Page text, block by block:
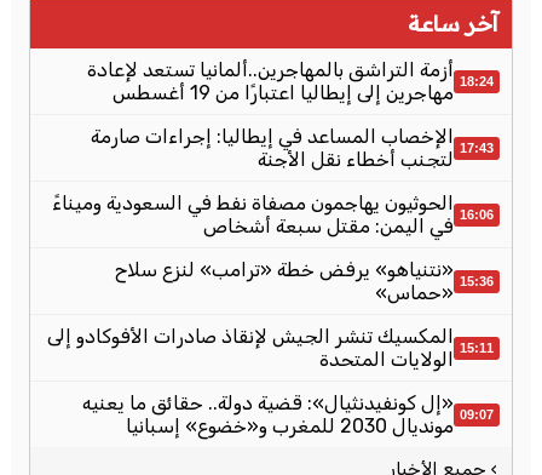
آخر ساعة
18:24 أزمة التراشق بالمهاجرين..ألمانيا تستعد لإعادة
مهاجرين إلى إيطاليا اعتبارًا من 19 أغسطس
17:43 الإخصاب المساعد في إيطاليا: إجراءات صارمة
لتجنب أخطاء نقل الأجنة
16:06 الحوثيون يهاجمون مصفاة نفط في السعودية وميناءً
في اليمن: مقتل سبعة أشخاص
15:36 «نتنياهو» يرفض خطة «ترامب» لنزع سلاح
«حماس»
15:11 المكسيك تنشر الجيش لإنقاذ صادرات الأفوكادو إلى
الولايات المتحدة
09:07 «إل كونفيدنثيال»: قضية دولة.. حقائق ما يعنيه
مونديال 2030 للمغرب و«خضوع» إسبانيا
› جميع الأخبار